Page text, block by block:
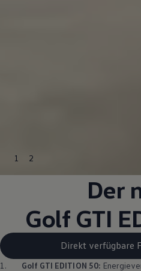
1 2
Der
Golf GTI
Direkt verfügbare
1. Golf GTI EDITION 50: